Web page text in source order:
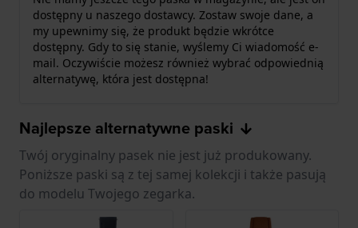
dostępny u naszego dostawcy. Zostaw swoje dane, a
my upewnimy się, że produkt będzie wkrótce
dostępny. Gdy to się stanie, wyślemy Ci wiadomość e-
mail. Oczywiście możesz również wybrać odpowiednią
alternatywę, która jest dostępna!
Najlepsze alternatywne paski
Twój oryginalny pasek nie jest już produkowany.
Poniższe paski są z tej samej kolekcji i także pasują
do modelu Twojego zegarka.